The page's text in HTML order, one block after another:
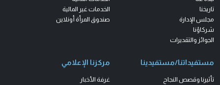
تاريخنا
مجلس الإدارة
شركاؤنا
الجوائز والتقديرات
الخدمات غير المالية
صندوق المرأة أونلاين
مستفيداتنا/مستفيدينا
تأثيرنا وقصص النجاح
مركزنا الإعلامي
غرفة الأخبار